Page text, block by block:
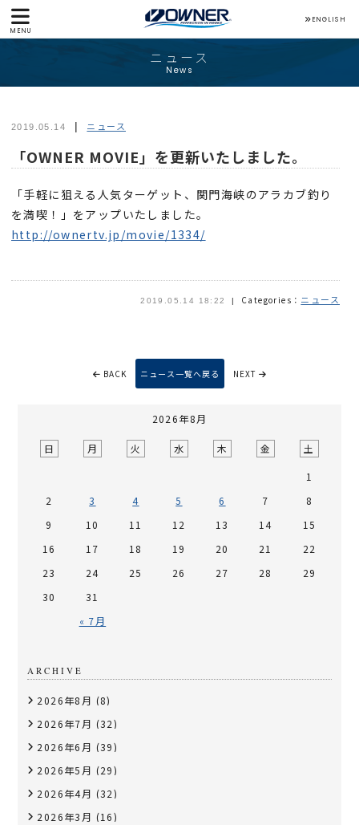
MENU
ENGLISH
ニュース
News
2019.05.14 ニュース
「OWNER MOVIE」を更新いたしました。
「手軽に狙える人気ターゲット、関門海峡のアラカブ釣り
を満喫！」をアップいたしました。
http://ownertv.jp/movie/1334/
2019.05.14 18:22 Categories： ニュース
BACK ニュース一覧へ戻る NEXT
2026年8月
日 月 火 水 木 金 土
« 7月
1
2
3 4 5 6 7
8
9
10 11 12 13 14
15
16
17 18 19 20 21
22
23
24 25 26 27 28
29
30
31
ARCHIVE
2026年8月 (8)
2026年7月 (32)
2026年6月 (39)
2026年5月 (29)
2026年4月 (32)
2026年3月 (16)